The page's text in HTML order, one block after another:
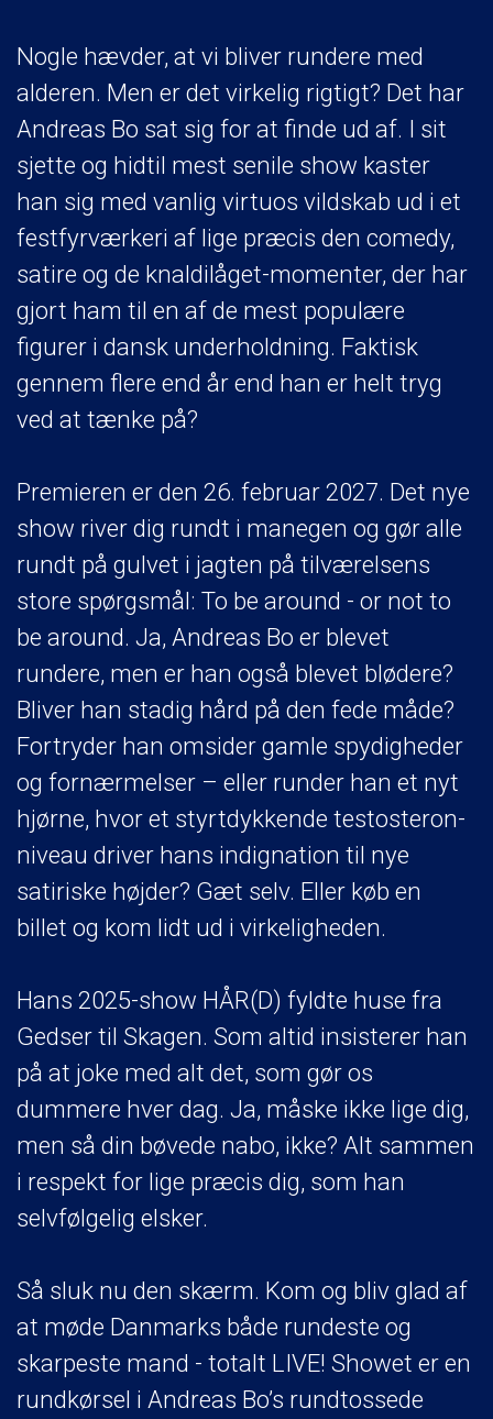
Nogle hævder, at vi bliver rundere med
alderen. Men er det virkelig rigtigt? Det har
Andreas Bo sat sig for at finde ud af. I sit
sjette og hidtil mest senile show kaster
han sig med vanlig virtuos vildskab ud i et
festfyrværkeri af lige præcis den comedy,
satire og de knaldilåget-momenter, der har
gjort ham til en af de mest populære
figurer i dansk underholdning. Faktisk
gennem flere end år end han er helt tryg
ved at tænke på?
Premieren er den 26. februar 2027. Det nye
show river dig rundt i manegen og gør alle
rundt på gulvet i jagten på tilværelsens
store spørgsmål: To be around - or not to
be around. Ja, Andreas Bo er blevet
rundere, men er han også blevet blødere?
Bliver han stadig hård på den fede måde?
Fortryder han omsider gamle spydigheder
og fornærmelser – eller runder han et nyt
hjørne, hvor et styrtdykkende testosteron-
niveau driver hans indignation til nye
satiriske højder? Gæt selv. Eller køb en
billet og kom lidt ud i virkeligheden.
Hans 2025-show HÅR(D) fyldte huse fra
Gedser til Skagen. Som altid insisterer han
på at joke med alt det, som gør os
dummere hver dag. Ja, måske ikke lige dig,
men så din bøvede nabo, ikke? Alt sammen
i respekt for lige præcis dig, som han
selvfølgelig elsker.
Så sluk nu den skærm. Kom og bliv glad af
at møde Danmarks både rundeste og
skarpeste mand - totalt LIVE! Showet er en
rundkørsel i Andreas Bo’s rundtossede